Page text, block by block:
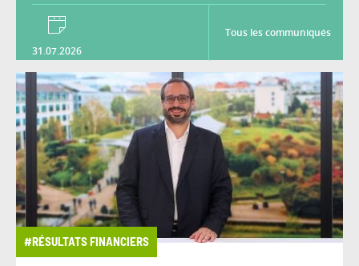
31.07.2026
Tous les communiqués
#RÉSULTATS FINANCIERS